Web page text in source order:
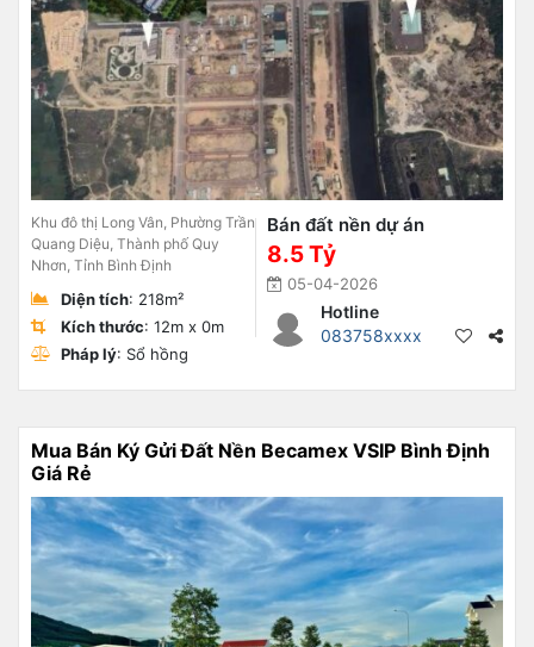
Khu đô thị Long Vân, Phường Trần
Quang Diệu, Thành phố Quy
Nhơn, Tỉnh Bình Định
Diện tích: 218m²
Kích thước: 12m x 0m
Pháp lý: Sổ hồng
Bán đất nền dự án
8.5 Tỷ
05-04-2026
Hotline
083758xxxx
Mua Bán Ký Gửi Đất Nền Becamex VSIP Bình Định
Giá Rẻ